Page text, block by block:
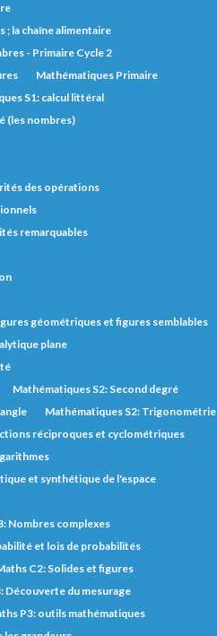
; la chaîne alimentaire
- Primaire Cycle 2
Mathématiques Primaire
S1: calcul littéral
(les nombres)
des opérations
remarquables
géométriques et figures semblables
plane
Mathématiques S2: Second degré
Mathématiques S2: Trigonométrie
réciproques et cyclométriques
et synthétique de l'espace
Nombres complexes
et lois de probabilités
C2: Solides et figures
Découverte du mesurage
P3: outils mathématiques